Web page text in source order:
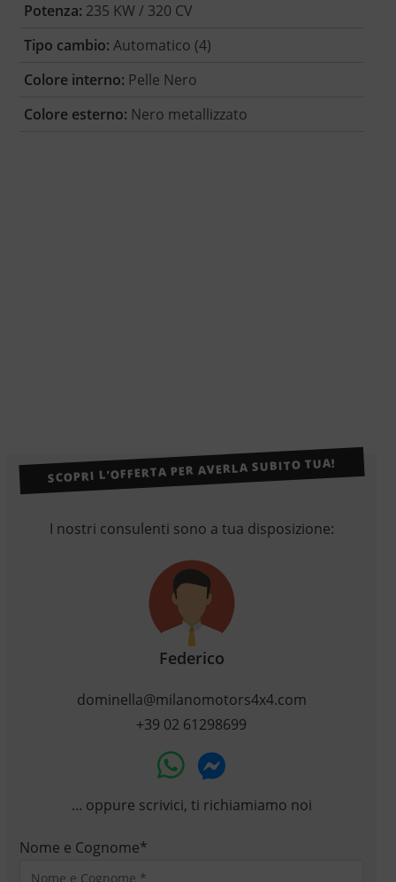
Potenza: 235 KW / 320 CV
Tipo cambio: Automatico (4)
Colore interno: Pelle Nero
Colore esterno: Nero metallizzato
SCOPRI L’OFFERTA PER AVERLA SUBITO TUA!
I nostri consulenti sono a tua disposizione:
Federico
dominella@milanomotors4x4.com
+39 02 61298699
... oppure scrivici, ti richiamiamo noi
Nome e Cognome*